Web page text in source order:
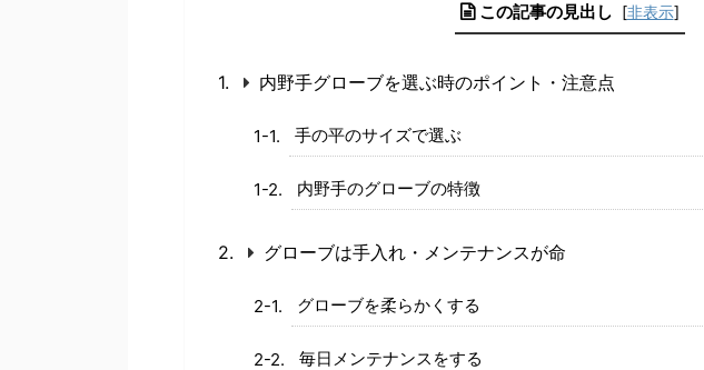
この記事の見出し [非表示]
内野手グローブを選ぶ時のポイント・注意点
手の平のサイズで選ぶ
内野手のグローブの特徴
グローブは手入れ・メンテナンスが命
グローブを柔らかくする
毎日メンテナンスをする